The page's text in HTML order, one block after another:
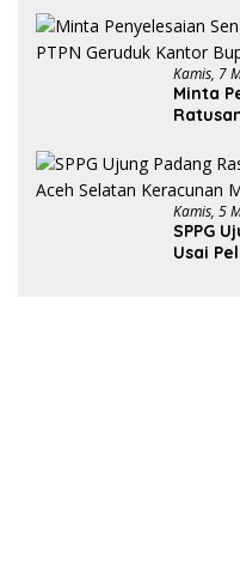
Kamis, 7
Minta
Kamis, 5
SPPG
Usai